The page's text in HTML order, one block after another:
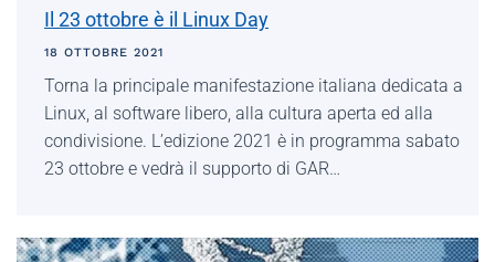
Il 23 ottobre è il Linux Day
18 OTTOBRE 2021
Torna la principale manifestazione italiana dedicata a
Linux, al software libero, alla cultura aperta ed alla
condivisione. L’edizione 2021 è in programma sabato
23 ottobre e vedrà il supporto di GAR…